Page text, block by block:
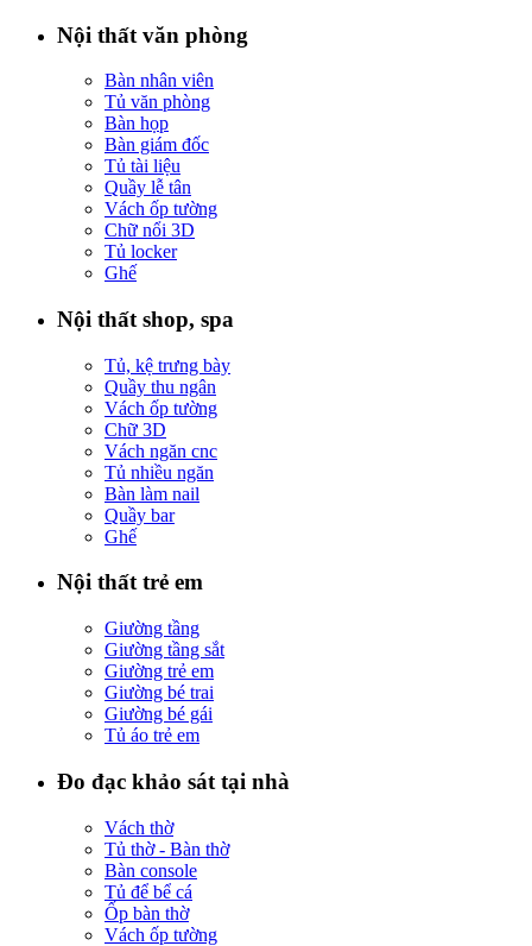
Nội thất văn phòng
Bàn nhân viên
Tủ văn phòng
Bàn họp
Bàn giám đốc
Tủ tài liệu
Quầy lễ tân
Vách ốp tường
Chữ nổi 3D
Tủ locker
Ghế
Nội thất shop, spa
Tủ, kệ trưng bày
Quầy thu ngân
Vách ốp tường
Chữ 3D
Vách ngăn cnc
Tủ nhiều ngăn
Bàn làm nail
Quầy bar
Ghế
Nội thất trẻ em
Giường tầng
Giường tầng sắt
Giường trẻ em
Giường bé trai
Giường bé gái
Tủ áo trẻ em
Đo đạc khảo sát tại nhà
Vách thờ
Tủ thờ - Bàn thờ
Bàn console
Tủ để bể cá
Ốp bàn thờ
Vách ốp tường